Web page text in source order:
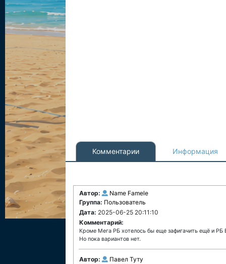
Комментарии Информация
Автор:
Name Famele
Группа: Пользователь
Дата: 2025-06-25 20:11:10
Комментарий:
Кроме Мега РБ хотелось бы еще зафигачить ещё и РБ
Но пока вариантов нет.
Автор:
Павел Туту